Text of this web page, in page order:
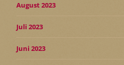
August 2023
Juli 2023
Juni 2023